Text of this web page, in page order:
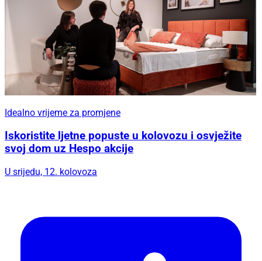
Idealno vrijeme za promjene
Iskoristite ljetne popuste u kolovozu i osvježite
svoj dom uz Hespo akcije
U srijedu, 12. kolovoza